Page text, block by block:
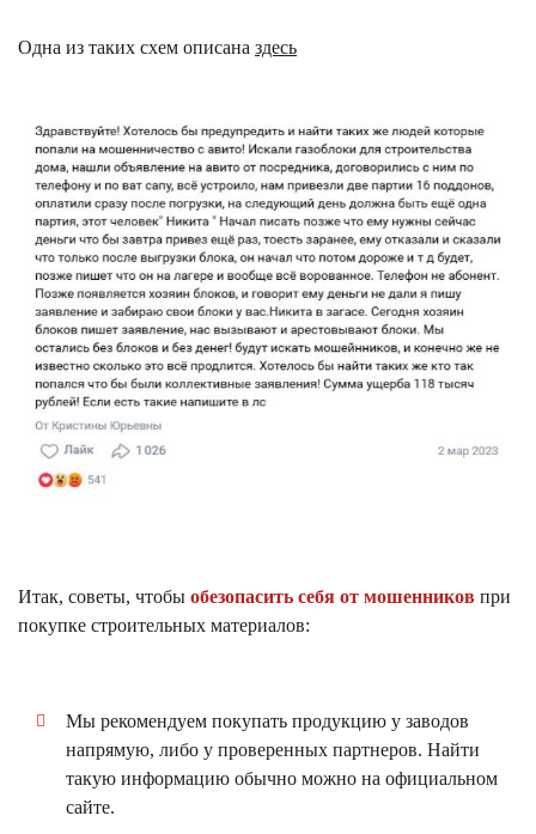
Одна из таких схем описана здесь
Итак, советы, чтобы обезопасить себя от мошенников при
покупке строительных материалов:
Мы рекомендуем покупать продукцию у заводов
напрямую, либо у проверенных партнеров. Найти
такую информацию обычно можно на официальном
сайте.